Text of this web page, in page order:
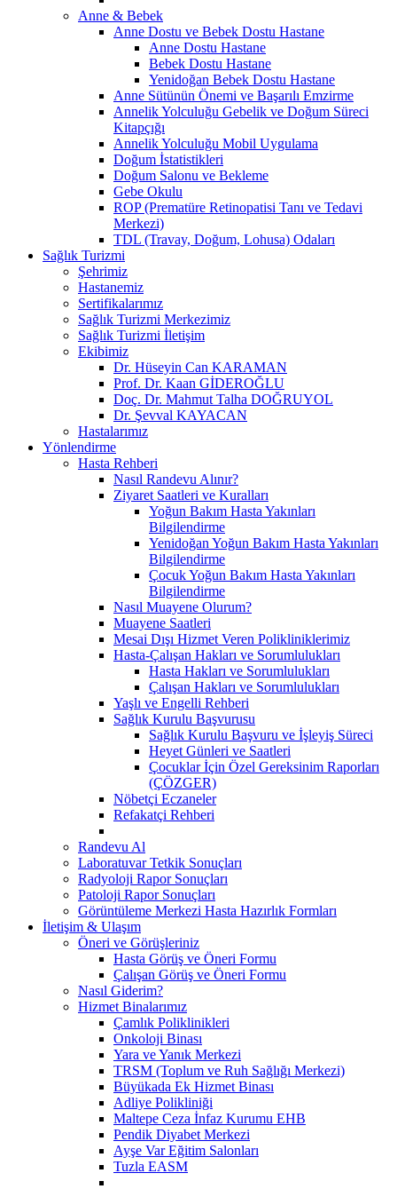
Anne & Bebek
Anne Dostu ve Bebek Dostu Hastane
Anne Dostu Hastane
Bebek Dostu Hastane
Yenidoğan Bebek Dostu Hastane
Anne Sütünün Önemi ve Başarılı Emzirme
Annelik Yolculuğu Gebelik ve Doğum Süreci
Kitapçığı
Annelik Yolculuğu Mobil Uygulama
Doğum İstatistikleri
Doğum Salonu ve Bekleme
Gebe Okulu
ROP (Prematüre Retinopatisi Tanı ve Tedavi
Merkezi)
TDL (Travay, Doğum, Lohusa) Odaları
Sağlık Turizmi
Şehrimiz
Hastanemiz
Sertifikalarımız
Sağlık Turizmi Merkezimiz
Sağlık Turizmi İletişim
Ekibimiz
Dr. Hüseyin Can KARAMAN
Prof. Dr. Kaan GİDEROĞLU
Doç. Dr. Mahmut Talha DOĞRUYOL
Dr. Şevval KAYACAN
Hastalarımız
Yönlendirme
Hasta Rehberi
Nasıl Randevu Alınır?
Ziyaret Saatleri ve Kuralları
Yoğun Bakım Hasta Yakınları
Bilgilendirme
Yenidoğan Yoğun Bakım Hasta Yakınları
Bilgilendirme
Çocuk Yoğun Bakım Hasta Yakınları
Bilgilendirme
Nasıl Muayene Olurum?
Muayene Saatleri
Mesai Dışı Hizmet Veren Polikliniklerimiz
Hasta-Çalışan Hakları ve Sorumlulukları
Hasta Hakları ve Sorumlulukları
Çalışan Hakları ve Sorumlulukları
Yaşlı ve Engelli Rehberi
Sağlık Kurulu Başvurusu
Sağlık Kurulu Başvuru ve İşleyiş Süreci
Heyet Günleri ve Saatleri
Çocuklar İçin Özel Gereksinim Raporları
(ÇÖZGER)
Nöbetçi Eczaneler
Refakatçi Rehberi
Randevu Al
Laboratuvar Tetkik Sonuçları
Radyoloji Rapor Sonuçları
Patoloji Rapor Sonuçları
Görüntüleme Merkezi Hasta Hazırlık Formları
İletişim & Ulaşım
Öneri ve Görüşleriniz
Hasta Görüş ve Öneri Formu
Çalışan Görüş ve Öneri Formu
Nasıl Giderim?
Hizmet Binalarımız
Çamlık Poliklinikleri
Onkoloji Binası
Yara ve Yanık Merkezi
TRSM (Toplum ve Ruh Sağlığı Merkezi)
Büyükada Ek Hizmet Binası
Adliye Polikliniği
Maltepe Ceza İnfaz Kurumu EHB
Pendik Diyabet Merkezi
Ayşe Var Eğitim Salonları
Tuzla EASM